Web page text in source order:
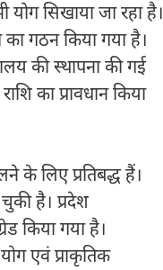
सिखाया जा रहा है।
गठन किया गया है।
की स्थापना की गई
का प्रावधान किया
के लिए प्रतिबद्ध हैं।
है। प्रदेश
किया गया है।
एवं प्राकृतिक